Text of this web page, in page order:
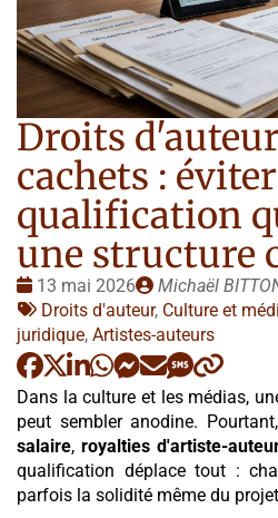
Droits
cachets :
qualification
une structure
Date
:
13 mai 2026
Publié
par
Michaël
Tags
:
Droits d'auteur, Culture et
juridique, Artistes-auteurs
Dans la culture et les médias,
peut sembler anodine.
salaire, royalties d'artiste-
qualification déplace tout :
parfois la solidité même du